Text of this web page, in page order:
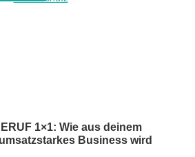
1×1: Wie aus deinem
Business wird